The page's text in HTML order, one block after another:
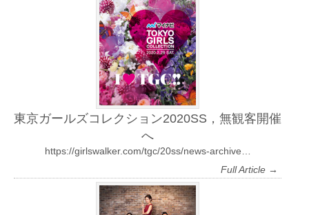
東京ガールズコレクション2020SS，無観客開催
へ
https://girlswalker.com/tgc/20ss/news-archive…
Full Article →